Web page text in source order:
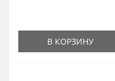
В КОРЗИНУ